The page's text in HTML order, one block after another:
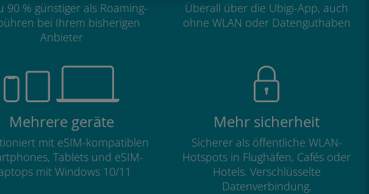
90 % günstiger als Roaming-
bei Ihrem bisherigen
Anbieter
Überall über die Ubigi-App, auch
ohne WLAN oder Datenguthaben
Mehrere geräte
mit eSIM-kompatiblen
Tablets und eSIM-
mit Windows 10/11
Mehr sicherheit
Sicherer als öffentliche WLAN-
Hotspots in Flughäfen, Cafés oder
Hotels. Verschlüsselte
Datenverbindung.